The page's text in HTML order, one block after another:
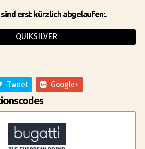
erst kürzlich abgelaufen:.
QUIKSILVER
Tweet Google+